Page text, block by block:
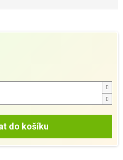
do košíku